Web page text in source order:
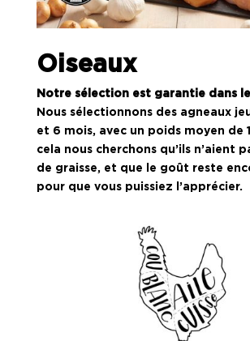
Oiseaux
Notre sélection est garantie dans
Nous sélectionnons des agneaux
et 6 mois, avec un poids moyen de
cela nous cherchons qu’ils n’aient
de graisse, et que le goût reste
pour que vous puissiez l’apprécier.